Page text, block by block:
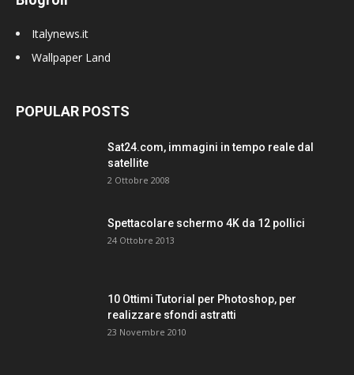
Italynews.it
Wallpaper Land
POPULAR POSTS
Sat24.com, immagini in tempo reale dal
satellite
2 Ottobre 2008
Spettacolare schermo 4K da 12 pollici
24 Ottobre 2013
10 Ottimi Tutorial per Photoshop, per
realizzare sfondi astratti
23 Novembre 2010